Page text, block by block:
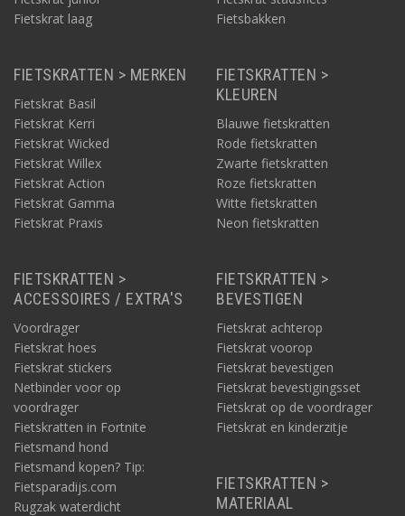
Fietskrat laag
Fietsbakken
FIETSKRATTEN > MERKEN
Fietskrat Basil
Fietskrat Kerri
Fietskrat Wicked
Fietskrat Willex
Fietskrat Action
Fietskrat Gamma
Fietskrat Praxis
FIETSKRATTEN >
KLEUREN
Blauwe fietskratten
Rode fietskratten
Zwarte fietskratten
Roze fietskratten
Witte fietskratten
Neon fietskratten
FIETSKRATTEN >
ACCESSOIRES / EXTRA'S
Voordrager
Fietskrat hoes
Fietskrat stickers
Netbinder voor op
voordrager
Fietskratten in Fortnite
Fietsmand hond
Fietsmand kopen? Tip:
Fietsparadijs.com
Rugzak waterdicht
FIETSKRATTEN >
BEVESTIGEN
Fietskrat achterop
Fietskrat voorop
Fietskrat bevestigen
Fietskrat bevestigingsset
Fietskrat op de voordrager
Fietskrat en kinderzitje
FIETSKRATTEN >
MATERIAAL